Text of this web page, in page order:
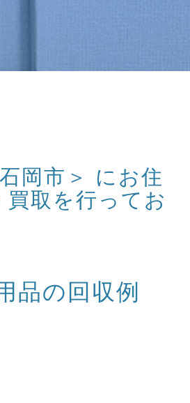
岡市＞ にお住
取を行ってお
品の回収例